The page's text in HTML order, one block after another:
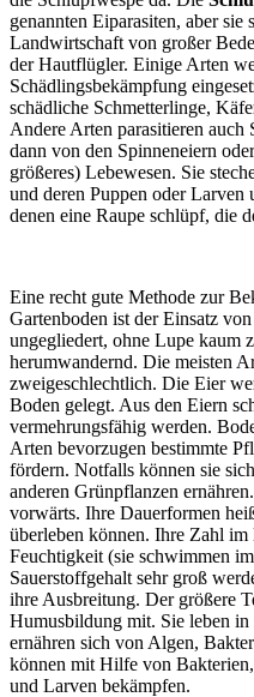
genannten Eiparasiten, aber
Landwirtschaft von großer
der Hautflügler. Einige Arten
Schädlingsbekämpfung
schädliche Schmetterlinge,
Andere Arten parasitieren auch
dann von den Spinneneiern
größeres) Lebewesen. Sie
und deren Puppen oder
denen eine Raupe schlüpf, die
Eine recht gute Methode zur
Gartenboden ist der Einsatz von
ungegliedert, ohne Lupe kaum
herumwandernd. Die meisten
zweigeschlechtlich. Die Eier
Boden gelegt. Aus den Eiern
vermehrungsfähig werden.
Arten bevorzugen bestimmte
fördern. Notfalls können sie
anderen Grünpflanzen
vorwärts. Ihre Dauerformen
überleben können. Ihre Zahl
Feuchtigkeit (sie schwimmen
Sauerstoffgehalt sehr groß
ihre Ausbreitung. Der größere
Humusbildung mit. Sie leben
ernähren sich von Algen,
können mit Hilfe von
und Larven bekämpfen.